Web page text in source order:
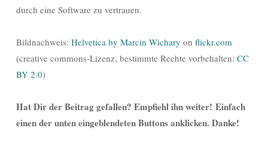
durch eine Software zu vertrauen.
Bildnachweis: Helvetica by Marcin Wichary on flickr.com
(creative commons-Lizenz, bestimmte Rechte vorbehalten: CC
BY 2.0)
Hat Dir der Beitrag gefallen? Empfiehl ihn weiter! Einfach
einen der unten eingeblendeten Buttons anklicken. Danke!